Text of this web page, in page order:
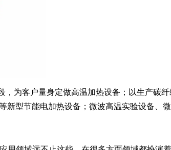
为客户量身定做高温加热设备；以生产碳
型节能电加热设备；微波高温实验设备、